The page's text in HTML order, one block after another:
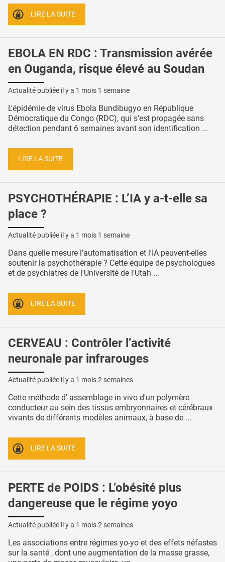
LIRE LA SUITE
EBOLA EN RDC : Transmission avérée
en Ouganda, risque élevé au Soudan
Actualité publiée il y a 1 mois 1 semaine
L'épidémie de virus Ebola Bundibugyo en République
Démocratique du Congo (RDC), qui s'est propagée sans
détection pendant 6 semaines avant son identification ...
LIRE LA SUITE
PSYCHOTHÉRAPIE : L’IA y a-t-elle sa
place ?
Actualité publiée il y a 1 mois 1 semaine
Dans quelle mesure l'automatisation et l'IA peuvent-elles
soutenir la psychothérapie ? Cette équipe de psychologues
et de psychiatres de l'Université de l'Utah ...
LIRE LA SUITE
CERVEAU : Contrôler l’activité
neuronale par infrarouges
Actualité publiée il y a 1 mois 2 semaines
Cette méthode d' assemblage in vivo d'un polymère
conducteur au sein des tissus embryonnaires et cérébraux
vivants de différents modèles animaux, à base de ...
LIRE LA SUITE
PERTE de POIDS : L’obésité plus
dangereuse que le régime yoyo
Actualité publiée il y a 1 mois 2 semaines
Les associations entre régimes yo-yo et des effets néfastes
sur la santé , dont une augmentation de la masse grasse,